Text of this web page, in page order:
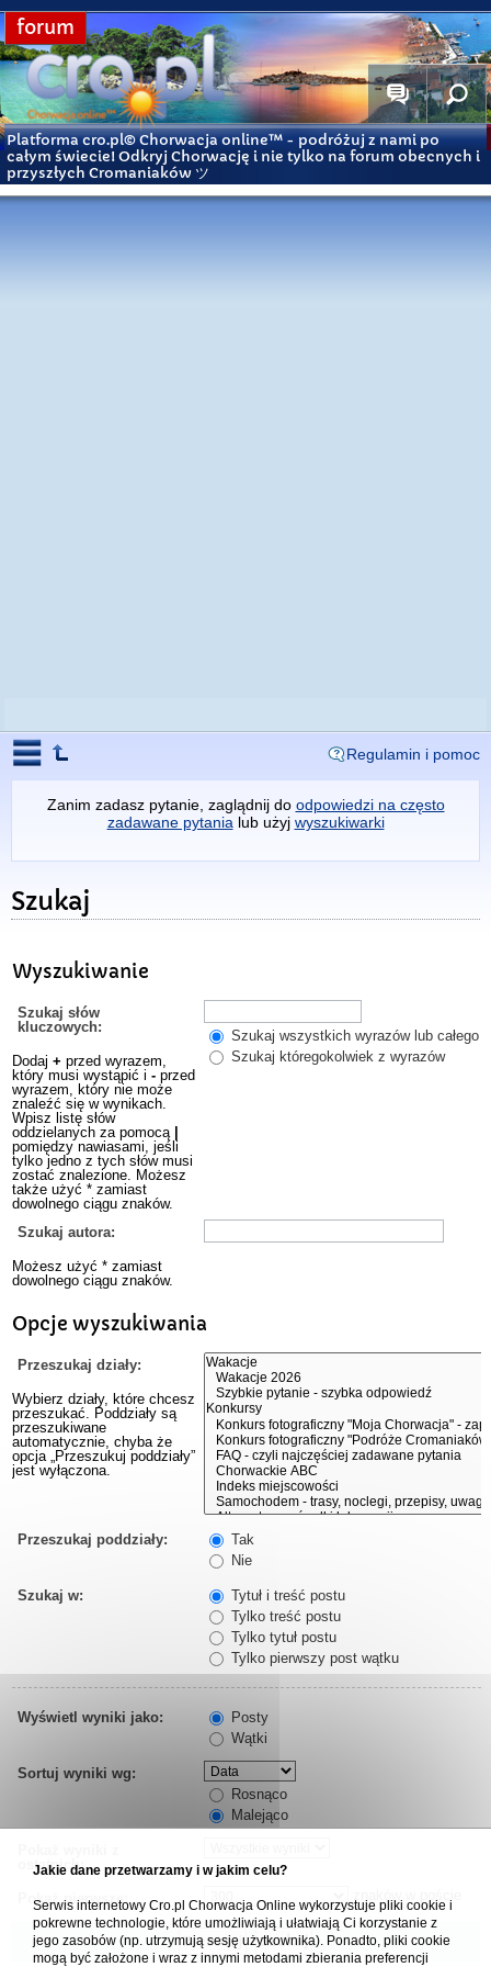
forum
Platforma cro.pl© Chorwacja online™ - podróżuj z nami po
całym świecie! Odkryj Chorwację i nie tylko na forum obecnych i
przyszłych Cromaniaków ツ
Regulamin i pomoc
Zanim zadasz pytanie, zaglądnij do odpowiedzi na często
zadawane pytania lub użyj wyszukiwarki
Szukaj
Wyszukiwanie
Szukaj słów
kluczowych:
Dodaj + przed wyrazem,
który musi wystąpić i - przed
wyrazem, który nie może
znaleźć się w wynikach.
Wpisz listę słów
oddzielanych za pomocą
pomiędzy nawiasami, jeśli
tylko jedno z tych słów musi
zostać znalezione. Możesz
także użyć * zamiast
dowolnego ciągu znaków.
Szukaj wszystkich wyrazów lub całego
Szukaj któregokolwiek z wyrazów
Szukaj autora:
Możesz użyć * zamiast
dowolnego ciągu znaków.
Opcje wyszukiwania
Przeszukaj działy:
Wybierz działy, które chcesz
przeszukać. Poddziały są
przeszukiwane
automatycznie, chyba że
opcja „Przeszukuj poddziały”
jest wyłączona.
Przeszukaj poddziały:
Tak
Nie
Szukaj w:
Tytuł i treść postu
Tylko treść postu
Tylko tytuł postu
Tylko pierwszy post wątku
Wyświetl wyniki jako:
Posty
Wątki
Sortuj wyniki wg:
Rosnąco
Malejąco
ostatnich:
Pokaż pierwsze:
Jakie dane przetwarzamy i w jakim celu?
Serwis internetowy Cro.pl Chorwacja Online wykorzystuje pliki cookie i
pokrewne technologie, które umożliwiają i ułatwiają Ci korzystanie z
jego zasobów (np. utrzymują sesję użytkownika). Ponadto, pliki cookie
mogą być założone i wraz z innymi metodami zbierania preferencji